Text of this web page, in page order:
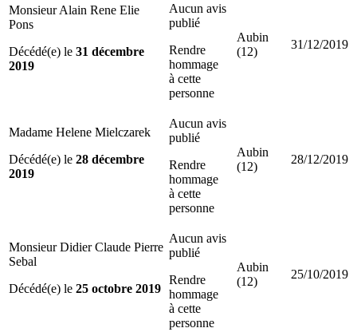
Monsieur Alain Rene Elie
Pons
Décédé(e) le 31 décembre
2019
Aucun avis
publié
Rendre
hommage
à cette
personne
Aubin
(12)
31/12/2019
Madame Helene Mielczarek
Décédé(e) le 28 décembre
2019
Aucun avis
publié
Rendre
hommage
à cette
personne
Aubin
(12)
28/12/2019
Monsieur Didier Claude Pierre
Sebal
Décédé(e) le 25 octobre 2019
Aucun avis
publié
Rendre
hommage
à cette
personne
Aubin
(12)
25/10/2019